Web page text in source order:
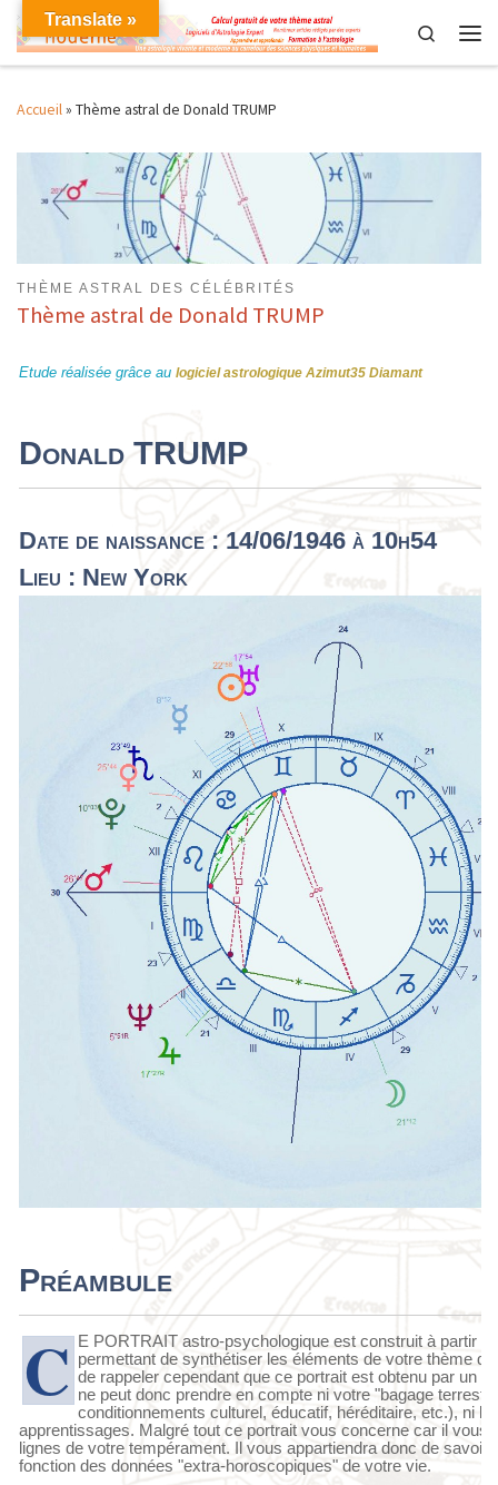
Skip to content
Search
Accueil» Thème astral de Donald TRUMP
THÈME ASTRAL DES CÉLÉBRITÉS
Thème astral de Donald TRUMP
Translate »